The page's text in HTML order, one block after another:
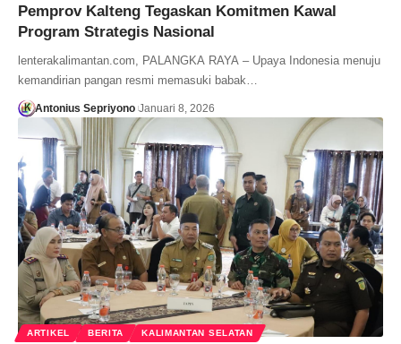
Pemprov Kalteng Tegaskan Komitmen Kawal
Program Strategis Nasional
lenterakalimantan.com, PALANGKA RAYA – Upaya Indonesia menuju
kemandirian pangan resmi memasuki babak…
Antonius Sepriyono Januari 8, 2026
ARTIKEL BERITA KALIMANTAN SELATAN